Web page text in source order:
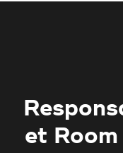
et